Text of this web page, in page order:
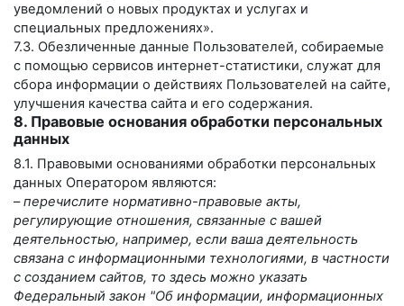
уведомлений о новых продуктах и услугах и
специальных предложениях».
7.3. Обезличенные данные Пользователей, собираемые
с помощью сервисов интернет-статистики, служат для
сбора информации о действиях Пользователей на сайте,
улучшения качества сайта и его содержания.
8. Правовые основания обработки персональных
данных
8.1. Правовыми основаниями обработки персональных
данных Оператором являются:
–перечислите нормативно-правовые акты,
регулирующие отношения, связанные с вашей
деятельностью, например, если ваша деятельность
связана с информационными технологиями, в частности
с созданием сайтов, то здесь можно указать
Федеральный закон "Об информации, информационных